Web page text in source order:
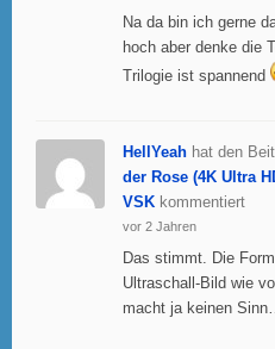
Na da bin ich gerne
hoch aber denke die
Trilogie ist spannend
HellYeah hat den
der Rose (4K Ultra
VSK kommentiert
vor 2 Jahren
Das stimmt. Die
Ultraschall-Bild wie
macht ja keinen